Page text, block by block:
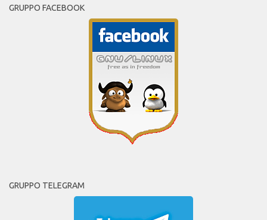
GRUPPO FACEBOOK
GRUPPO TELEGRAM